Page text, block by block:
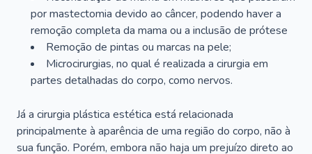
por mastectomia devido ao câncer, podendo haver a
remoção completa da mama ou a inclusão de prótese
Remoção de pintas ou marcas na pele;
Microcirurgias, no qual é realizada a cirurgia em
partes detalhadas do corpo, como nervos.
Já a cirurgia plástica estética está relacionada
principalmente à aparência de uma região do corpo, não à
sua função. Porém, embora não haja um prejuízo direto ao